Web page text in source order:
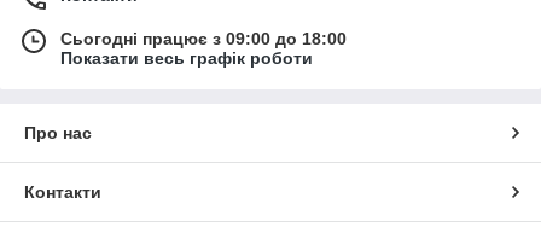
Сьогодні працює з 09:00 до 18:00
Показати весь графік роботи
Про нас
Контакти